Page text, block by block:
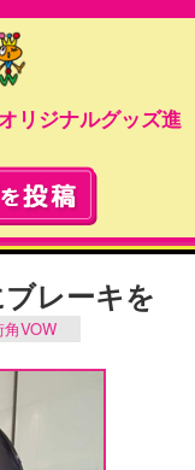
リジナルグッズ進
レーキを
角VOW